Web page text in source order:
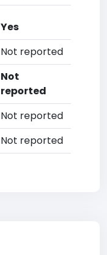
Yes
Not reported
Not
reported
Not reported
Not reported